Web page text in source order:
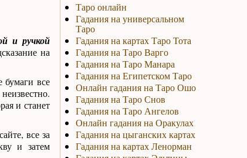
и ручкой
на
бумаги все
и станет
все за
и затем
Таро онлайн
Гадания на универсальном
Таро
Гадания на картах Таро Тота
Гадания на Таро Варго
Гадания на Таро Манара
Гадания на Египетском Таро
Онлайн гадания на Таро Ошо
Гадания на Таро Снов
Гадания на Таро Ангелов
Онлайн гадания на Оракулах
Гадания на цыганских картах
Гадания на картах Ленорман